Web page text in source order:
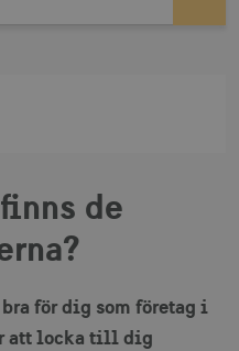
de
för dig som företag i
att locka till dig